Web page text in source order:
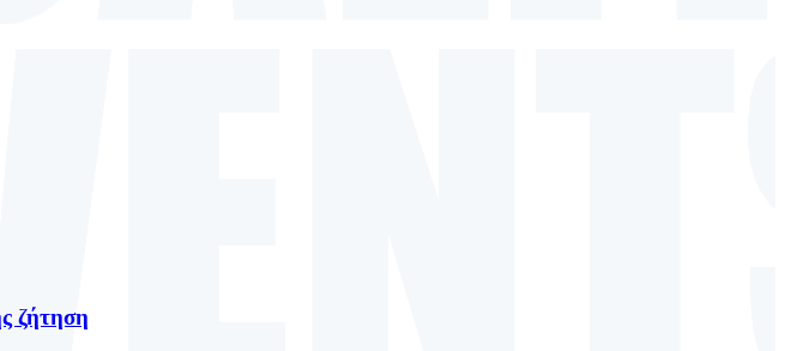
ζήτηση